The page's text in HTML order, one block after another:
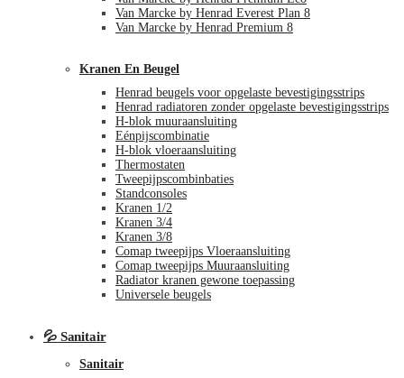
Van Marcke by Henrad Everest Plan 8
Van Marcke by Henrad Premium 8
Kranen En Beugel
Henrad beugels voor opgelaste bevestigingsstrips
Henrad radiatoren zonder opgelaste bevestigingsstrips
H-blok muuraansluiting
Eénpijscombinatie
H-blok vloeraansluiting
Thermostaten
Tweepijpscombinbaties
Standconsoles
Kranen 1/2
Kranen 3/4
Kranen 3/8
Comap tweepijps Vloeraansluiting
Comap tweepijps Muuraansluiting
Radiator kranen gewone toepassing
Universele beugels
💦 Sanitair
Sanitair